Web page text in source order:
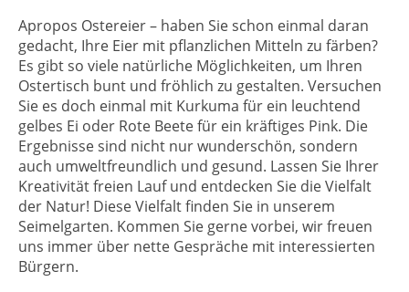
Apropos Ostereier – haben Sie schon einmal daran
gedacht, Ihre Eier mit pflanzlichen Mitteln zu färben?
Es gibt so viele natürliche Möglichkeiten, um Ihren
Ostertisch bunt und fröhlich zu gestalten. Versuchen
Sie es doch einmal mit Kurkuma für ein leuchtend
gelbes Ei oder Rote Beete für ein kräftiges Pink. Die
Ergebnisse sind nicht nur wunderschön, sondern
auch umweltfreundlich und gesund. Lassen Sie Ihrer
Kreativität freien Lauf und entdecken Sie die Vielfalt
der Natur! Diese Vielfalt finden Sie in unserem
Seimelgarten. Kommen Sie gerne vorbei, wir freuen
uns immer über nette Gespräche mit interessierten
Bürgern.